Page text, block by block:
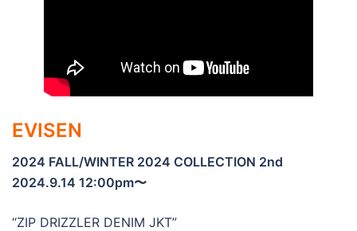
EVISEN
2024 FALL/WINTER 2024 COLLECTION 2nd
2024.9.14 12:00pm〜
“ZIP DRIZZLER DENIM JKT”